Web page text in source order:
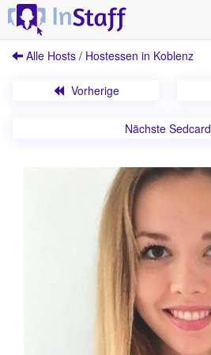
Alle Hosts / Hostessen in Koblenz
Vorherige
Nächste Sedcard